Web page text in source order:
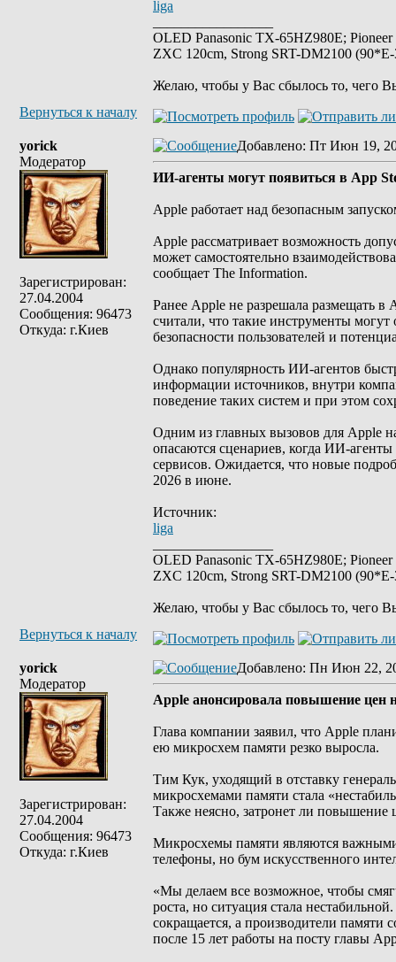
liga
OLED Panasonic TX-65HZ980E;
ZXC 120cm, Strong SRT-DM2100
Желаю, чтобы у Вас сбылось то, чего
Вернуться к началу
yorick
Модератор
Зарегистрирован:
27.04.2004
Сообщения: 96473
Откуда: г.Киев
Добавлено: Пт Июн 19,
ИИ-агенты могут появиться в App
Apple работает над безопасным
Apple рассматривает возможность
может самостоятельно
сообщает The Information.
Ранее Apple не разрешала размещать
считали, что такие инструменты
безопасности пользователей и
Однако популярность ИИ-агентов
информации источников, внутри
поведение таких систем и при этом
Одним из главных вызовов для Apple
опасаются сценариев, когда ИИ-
сервисов. Ожидается, что новые
2026 в июне.
Источник:
liga
OLED Panasonic TX-65HZ980E;
ZXC 120cm, Strong SRT-DM2100
Желаю, чтобы у Вас сбылось то, чего
Вернуться к началу
yorick
Модератор
Зарегистрирован:
27.04.2004
Сообщения: 96473
Откуда: г.Киев
Добавлено: Пн Июн 22,
Apple анонсировала повышение цен
Глава компании заявил, что Apple
ею микросхем памяти резко выросла.
Тим Кук, уходящий в отставку
микросхемами памяти стала
Также неясно, затронет ли повышение
Микросхемы памяти являются
телефоны, но бум искусственного
«Мы делаем все возможное, чтобы
роста, но ситуация стала
сокращается, а производители
после 15 лет работы на посту главы